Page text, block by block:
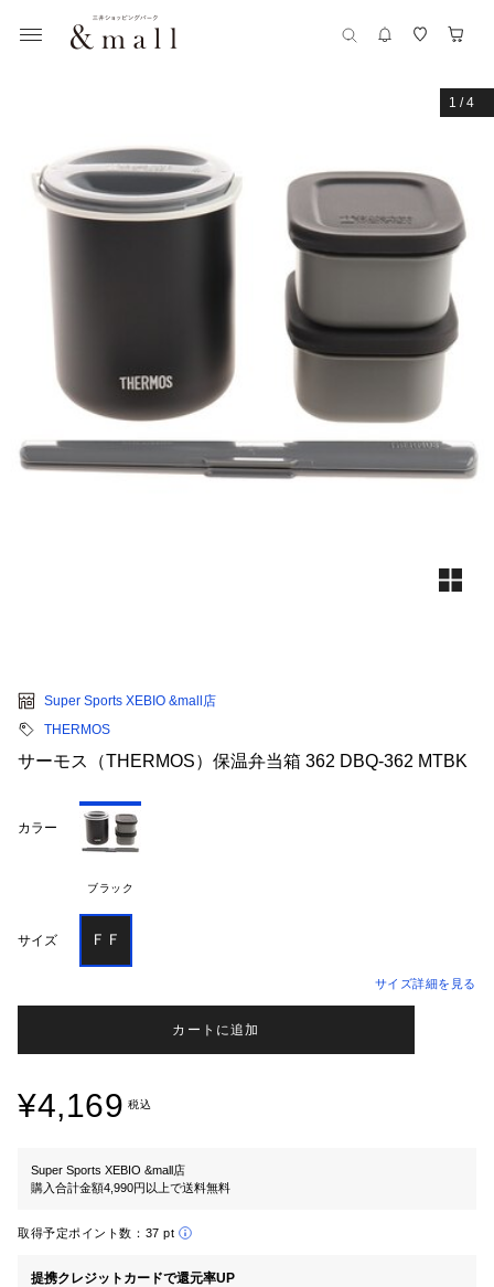
1 /4
Super Sports XEBIO &mall店
THERMOS
サーモス（THERMOS）保温弁当箱 362 DBQ-362 MTBK
カラー
ブラック
サイズ ＦＦ
サイズ詳細を見る
カートに追加
¥4,169 税込
Super Sports XEBIO &mall店
購入合計金額4,990円以上で送料無料
取得予定ポイント数： 37 pt
提携クレジットカードで還元率UP